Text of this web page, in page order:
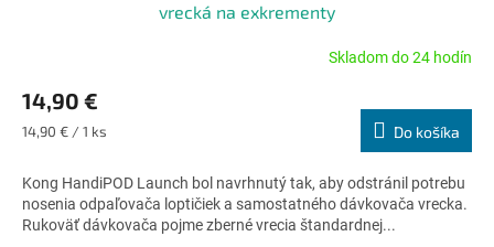
vrecká na exkrementy
produktu
je
5,0
5
hviezdičiek.
Skladom do 24 hodín
14,90 €
Jednotková
14,90 € / 1 ks Do košíka
Kong HandiPOD Launch bol navrhnutý tak, aby odstránil potrebu
nosenia odpaľovača loptičiek a samostatného dávkovača vrecka.
Rukoväť dávkovača pojme zberné vrecia štandardnej...